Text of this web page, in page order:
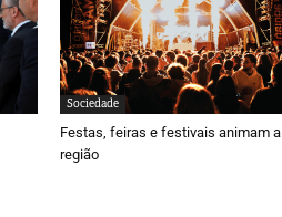
Sociedade
Festas, feiras e festivais animam a
região